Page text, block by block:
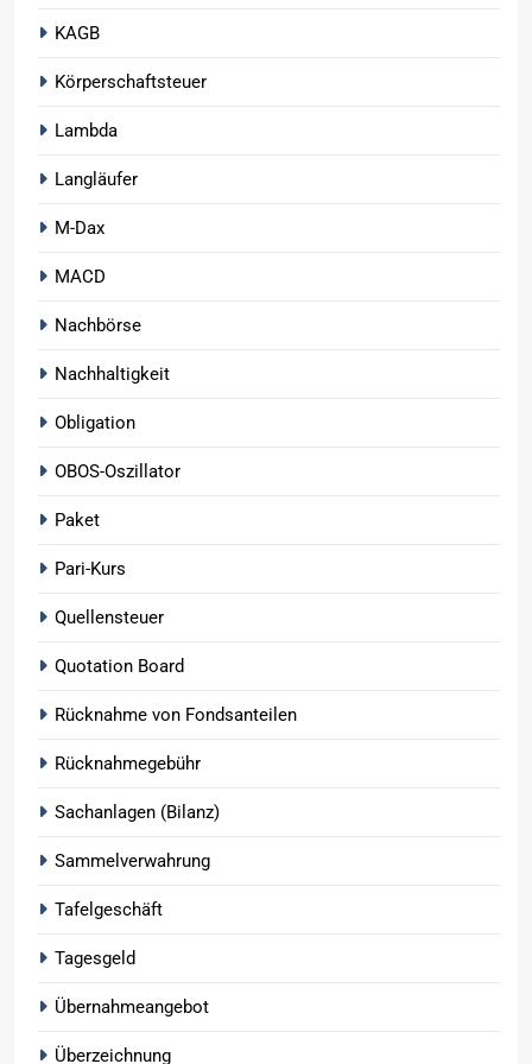
KAGB
Körperschaftsteuer
Lambda
Langläufer
M-Dax
MACD
Nachbörse
Nachhaltigkeit
Obligation
OBOS-Oszillator
Paket
Pari-Kurs
Quellensteuer
Quotation Board
Rücknahme von Fondsanteilen
Rücknahmegebühr
Sachanlagen (Bilanz)
Sammelverwahrung
Tafelgeschäft
Tagesgeld
Übernahmeangebot
Überzeichnung